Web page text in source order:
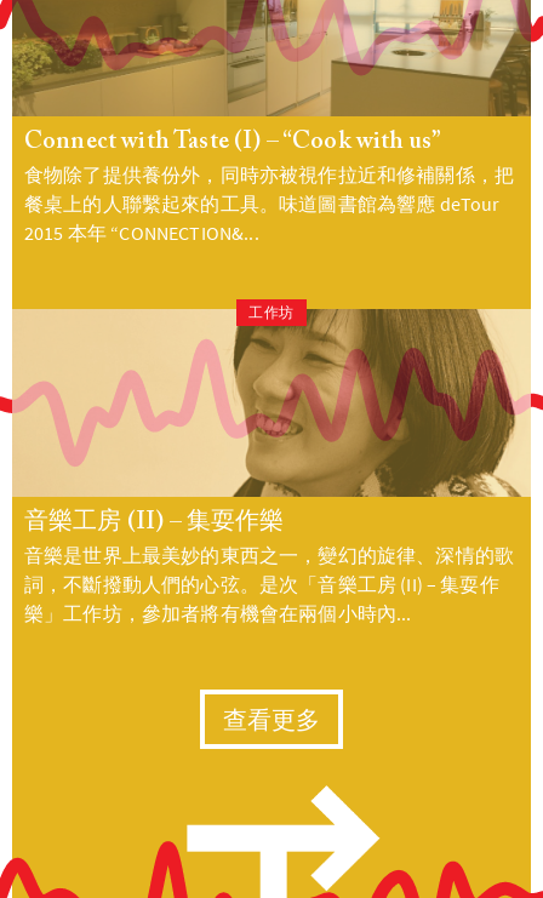
Connect with Taste (I) – “Cook with us”
食物除了提供養份外，同時亦被視作拉近和修補關係，把
餐桌上的人聯繫起來的工具。味道圖書館為響應 deTour
2015 本年 “CONNECTION&...
工作坊
音樂工房 (II) – 集耍作樂
音樂是世界上最美妙的東西之一，變幻的旋律、深情的歌
詞，不斷撥動人們的心弦。是次「音樂工房 (II) – 集耍作
樂」工作坊，參加者將有機會在兩個小時內...
查看更多